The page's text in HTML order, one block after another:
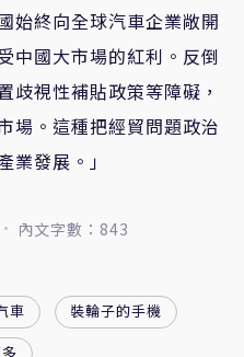
始終向全球汽車企業敞開
中國大市場的紅利。反倒
歧視性補貼政策等障礙，
場。這種把經貿問題政治
業發展。」
內文字數：843
車
裝輪子的手機